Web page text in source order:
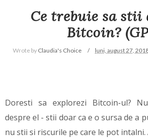
Ce trebuie sa stii
Bitcoin?
Wrote by Claudia's Choice luni, august 27,
Doresti sa explorezi Bitcoin-ul?
despre el - stii doar ca e o sursa de a
nu stii si riscurile pe care le pot